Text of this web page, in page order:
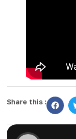
Share this :